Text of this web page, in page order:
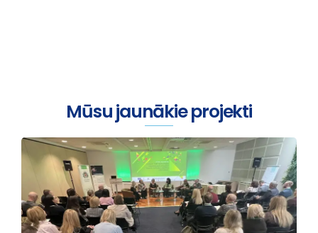
Mūsu jaunākie projekti